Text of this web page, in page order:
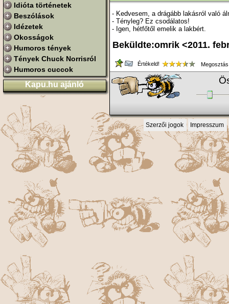
Idióta történetek
Beszólások
Idézetek
Okosságok
Humoros tények
Tények Chuck Norrisról
Humoros cuccok
Kapu.hu ajánló
- Kedvesem, a drágább lakásról való
- Tényleg? Ez csodálatos!
- Igen, hétfőtől emelik a lakbért.
Beküldte:omrik <2011.
Értékeld!
Szerzői jogok Impresszum